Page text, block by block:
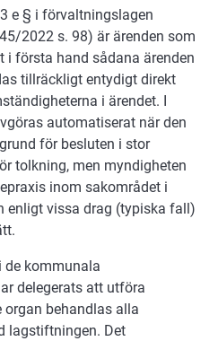
e § i förvaltningslagen
2022 s. 98) är ärenden som
i första hand sådana ärenden
tillräckligt entydigt direkt
i ärendet. I
automatiserat när den
för besluten i stor
tolkning, men myndigheten
inom sakområdet i
enligt vissa drag (typiska fall)
de kommunala
delegerats att utföra
behandlas alla
lagstiftningen. Det